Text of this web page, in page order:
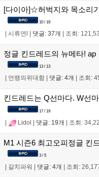
[다이아]☆허벅지와 목소리
10 / 19
시류연l 댓글: 37개 조회:
정글 킨드레드의 뉴메타! ap
13 / 13
언랭의위대함 댓글: 4개 조회:
킨드레드는 Q선마다. W선
17 / 19
| Lidol | 댓글: 19개 | 조회:
M1 시즌6 최고오피정글 킨
3 / 5
갈치파워 댓글: 4개 조회: